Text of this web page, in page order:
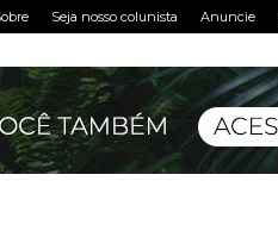
Seja nosso colunista Anuncie